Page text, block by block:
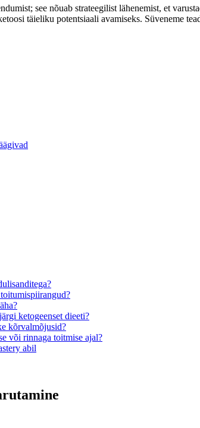
see nõuab strateegilist lähenemist, et
täieliku potentsiaali avamiseks. Süveneme
ketogeenset dieeti?
kõrvalmõjusid?
või rinnaga toitmise ajal?
abil